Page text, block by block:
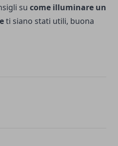
su come illuminare un
ti siano stati utili, buona